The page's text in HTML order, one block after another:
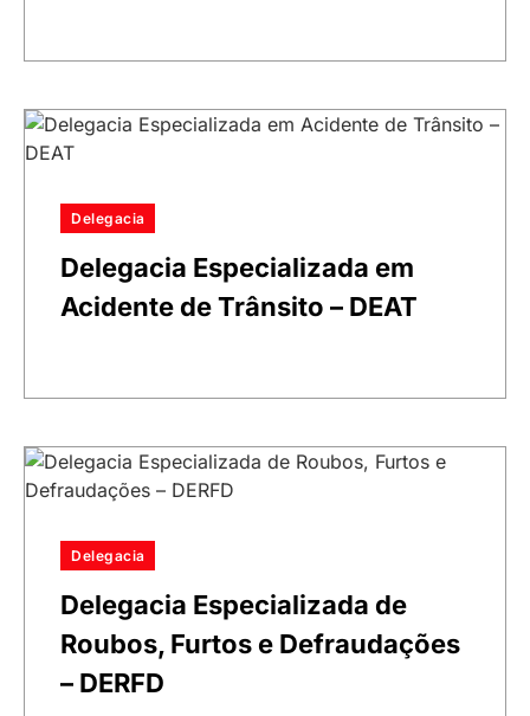
Delegacia
Delegacia Especializada em
Acidente de Trânsito – DEAT
Delegacia
Delegacia Especializada de
Roubos, Furtos e Defraudações
– DERFD